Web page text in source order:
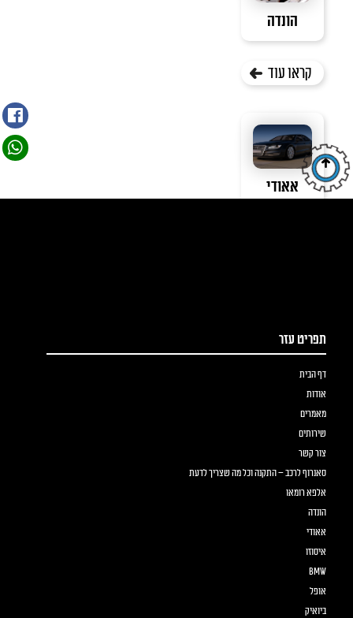
הונדה
קראו עוד
אאודי
תפריט עזר
דף הבית
אודות
מאמרים
שירותים
צור קשר
סאנרוף לרכב – התקנה וכל מה שצריך לדעת
אלפא רומאו
הונדה
אאודי
איסוזו
BMW
אופל
ביואיק